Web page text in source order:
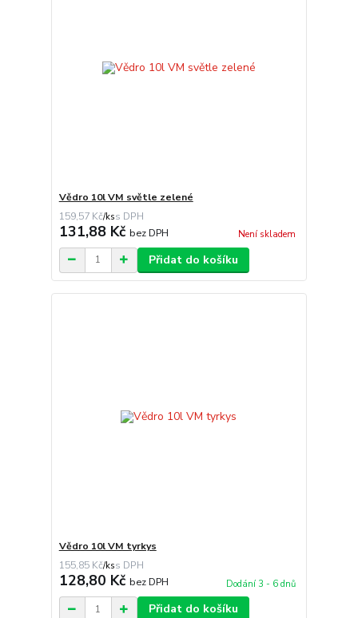
Vědro 10l VM světle zelené
159,57 Kč/ks
131,88 Kč bez DPH Není skladem
Přidat do košíku
Vědro 10l VM tyrkys
155,85 Kč/ks
128,80 Kč bez DPH Dodání 3 - 6 dnů
Přidat do košíku